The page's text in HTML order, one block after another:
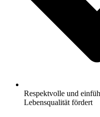
Respektvolle und
Lebensqualität fördert